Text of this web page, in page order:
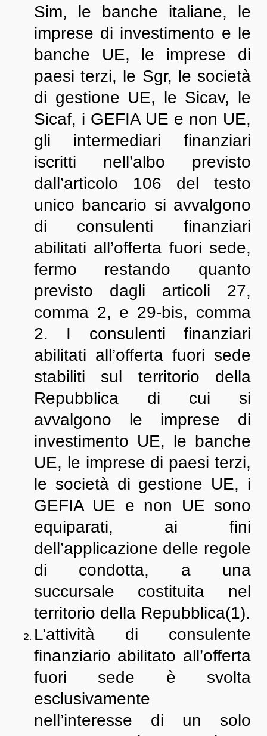
Sim, le banche italiane, le
imprese di investimento e le
banche UE, le imprese di
paesi terzi, le Sgr, le società
di gestione UE, le Sicav, le
Sicaf, i GEFIA UE e non UE,
gli intermediari finanziari
iscritti nell’albo previsto
dall’articolo 106 del testo
unico bancario si avvalgono
di consulenti finanziari
abilitati all’offerta fuori sede,
fermo restando quanto
previsto dagli articoli 27,
comma 2, e 29-bis, comma
2. I consulenti finanziari
abilitati all’offerta fuori sede
stabiliti sul territorio della
Repubblica di cui si
avvalgono le imprese di
investimento UE, le banche
UE, le imprese di paesi terzi,
le società di gestione UE, i
GEFIA UE e non UE sono
equiparati, ai fini
dell’applicazione delle regole
di condotta, a una
succursale costituita nel
territorio della Repubblica(1).
L’attività di consulente
finanziario abilitato all’offerta
fuori sede è svolta
esclusivamente
nell’interesse di un solo